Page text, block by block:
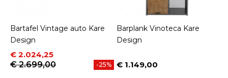
Bartafel Vintage auto Kare
Design
Prijs
€ 2.024,25
Normale prijs
€ 2.699,00
-25%
Barplank Vinoteca Kare
Design
Prijs
€ 1.149,00